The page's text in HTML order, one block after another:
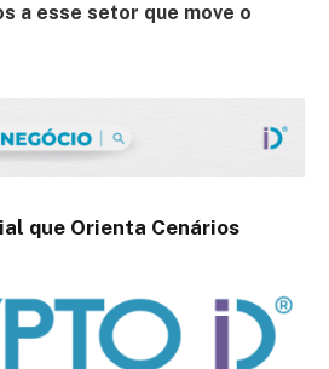
a esse setor que move o
que Orienta Cenários